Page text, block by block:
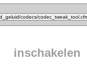
inschakelen